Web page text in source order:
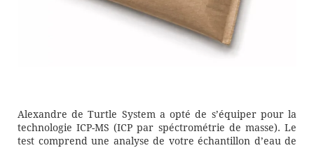
Alexandre de Turtle System a opté de s’équiper pour la
technologie ICP-MS (ICP par spéctrométrie de masse). Le
test comprend une analyse de votre échantillon d’eau de